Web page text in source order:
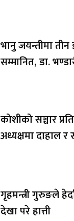
भानु जयन्तीमा तीन
सम्मानित, डा.
कोशीको सञ्चार
अध्यक्षमा दाहाल र
गृहमन्त्री गुरुङले
देखा परे हात्ती